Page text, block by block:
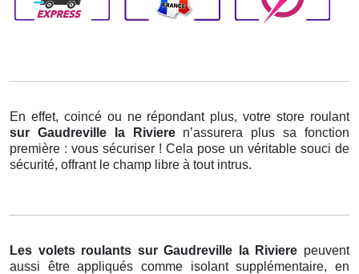
En effet, coincé ou ne répondant plus, votre store roulant
sur Gaudreville la Riviere n’assurera plus sa fonction
première : vous sécuriser ! Cela pose un véritable souci de
sécurité, offrant le champ libre à tout intrus.
Les volets roulants sur Gaudreville la Riviere peuvent
aussi être appliqués comme isolant supplémentaire, en